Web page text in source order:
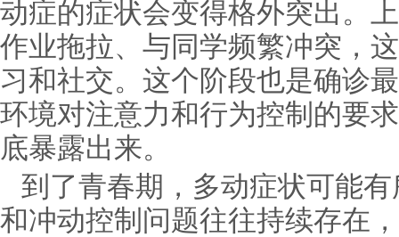
动症的症状会变得格外突出。
作业拖拉、与同学频繁冲突，
习和社交。这个阶段也是确诊
环境对注意力和行为控制的要
底暴露出来。
到了青春期，多动症状可能
和冲动控制问题往往持续存在